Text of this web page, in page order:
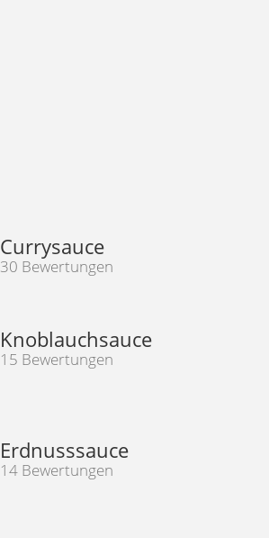
Currysauce
30 Bewertungen
Knoblauchsauce
15 Bewertungen
Erdnusssauce
14 Bewertungen